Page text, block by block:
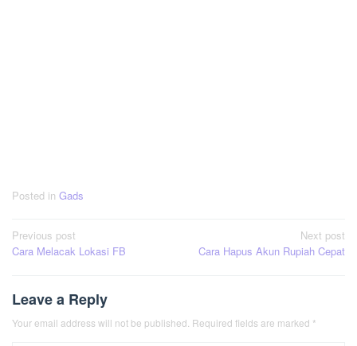
Posted in Gads
Post
navigation
Previous post
Cara Melacak Lokasi FB
Next post
Cara Hapus Akun Rupiah Cepat
Leave a Reply
Your email address will not be published. Required fields are marked *